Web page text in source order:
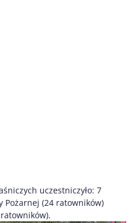
uczestniczyło: 7
Pożarnej (24 ratowników)